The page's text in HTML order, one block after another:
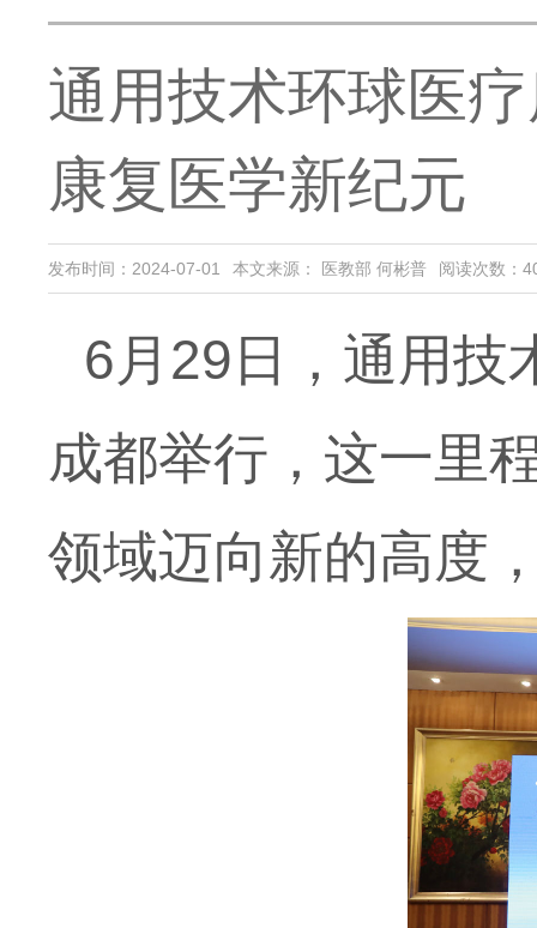
通用技术环球医
康复医学新纪元
发布时间：2024-07-01 本文来源： 医教部 何彬普 阅读次数：
6月29日，通用技
成都举行，这一里
领域迈向新的高度